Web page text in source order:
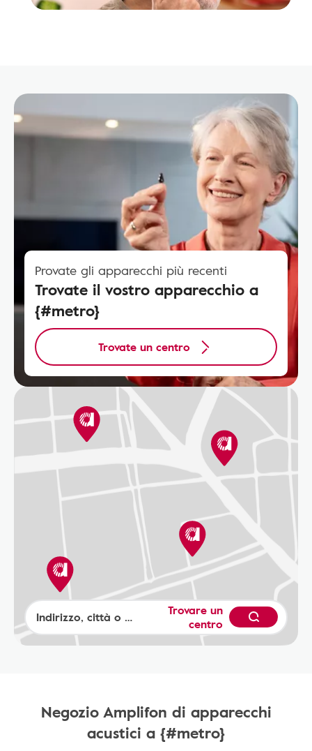
Provate gli apparecchi più recenti
Trovate il vostro apparecchio a
{#metro}
Trovate un centro
Trovare un
centro
Negozio Amplifon di apparecchi
acustici a {#metro}